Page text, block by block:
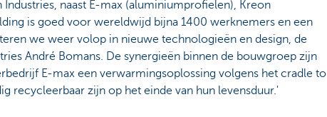
Industries, naast E-max (aluminiumprofielen), Kreon
is goed voor wereldwijd bijna 1400 werknemers en een
we weer volop in nieuwe technologieën en design, de
André Bomans. De synergieën binnen de bouwgroep zijn
E-max een verwarmingsoplossing volgens het cradle to
recycleerbaar zijn op het einde van hun levensduur.'